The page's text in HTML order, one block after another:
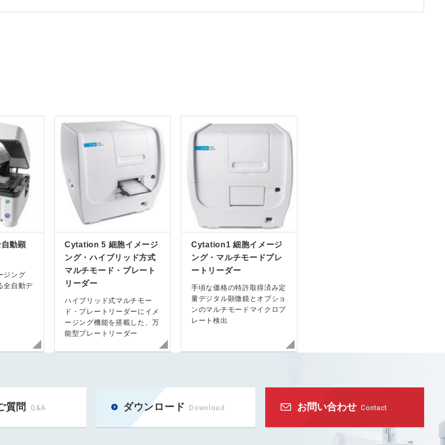
動顕
ジング
全自動デ
Cytation 5 細胞イメージ
ング・ハイブリッド方式
マルチモード・プレート
リーダー
ハイブリッド式マルチモー
ド・プレートリーダーにイメ
ージング機能を搭載した、万
能型プレートリーダー
Cytation1 細胞イメージ
ング・マルチモードプレ
ートリーダー
手頃な価格の特許取得済み定
量デジタル顕微鏡とオプショ
ンのマルチモードマイクロプ
レート検出
質問 Q&A ダウンロード Download お問い合わせ Contact